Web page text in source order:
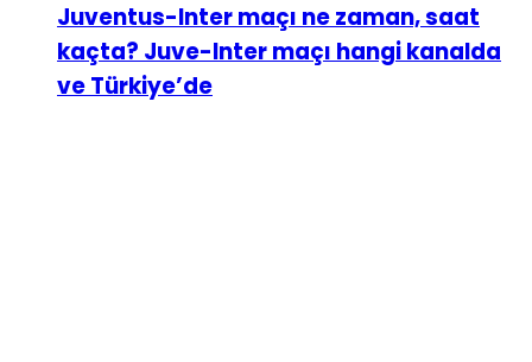
Juventus-Inter maçı ne zaman, saat
kaçta? Juve-Inter maçı hangi kanalda
ve Türkiye’de